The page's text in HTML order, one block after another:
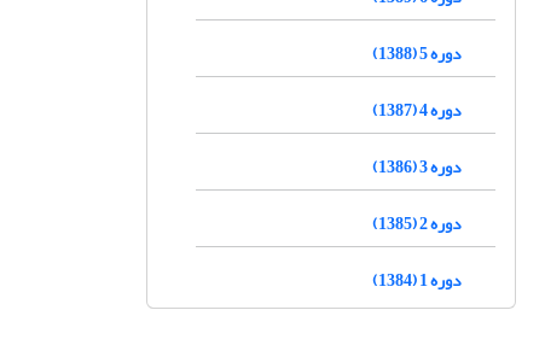
دوره 5 (1388)
دوره 4 (1387)
دوره 3 (1386)
دوره 2 (1385)
دوره 1 (1384)